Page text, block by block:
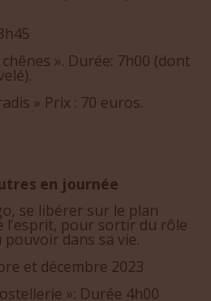
». Durée: 7h00 (dont
» Prix : 70 euros.
en journée
se libérer sur le plan
pour sortir du rôle
dans sa vie.
et décembre 2023
»: Durée 4h00